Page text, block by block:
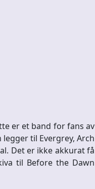
er et band for fans av
til Evergrey, Arch
Det er ikke akkurat få
til Before the Dawn